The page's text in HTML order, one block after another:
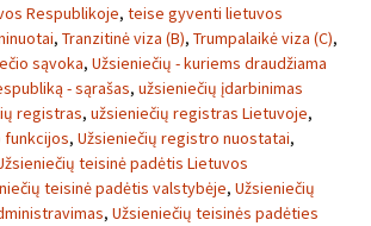
Respublikoje, teise gyventi lietuvos
, Tranzitinė viza (B), Trumpalaikė viza (C),
sąvoka, Užsieniečių - kuriems draudžiama
- sąrašas, užsieniečių įdarbinimas
registras, užsieniečių registras Lietuvoje,
, Užsieniečių registro nuostatai,
teisinė padėtis Lietuvos
teisinė padėtis valstybėje, Užsieniečių
, Užsieniečių teisinės padėties